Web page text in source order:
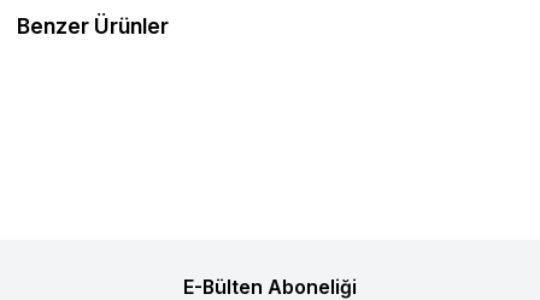
Benzer Ürünler
E-Bülten Aboneliği